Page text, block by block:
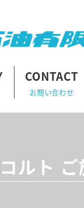
CONTACT
お問い合わせ
ルト ご